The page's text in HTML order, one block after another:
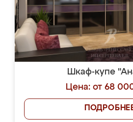
Шкаф-купе
Цена: от 68